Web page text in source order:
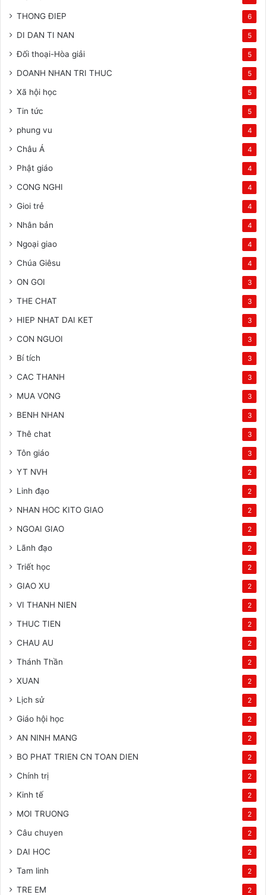
THONG ĐIEP 6
DI DAN TI NAN 5
Đối thoại-Hòa giải 5
DOANH NHAN TRI THUC 5
Xã hội học 5
Tin tức 5
phung vu 4
Châu Á 4
Phật giáo 4
CONG NGHI 4
Gioi trẻ 4
Nhân bản 4
Ngoại giao 4
Chúa Giêsu 4
ON GOI 3
THE CHAT 3
HIEP NHAT DAI KET 3
CON NGUOI 3
Bí tích 3
CAC THANH 3
MUA VONG 3
BENH NHAN 3
Thê chat 3
Tôn giáo 3
YT NVH 2
Linh đạo 2
NHAN HOC KITO GIAO 2
NGOAI GIAO 2
Lãnh đạo 2
Triết học 2
GIAO XU 2
VI THANH NIEN 2
THUC TIEN 2
CHAU AU 2
Thánh Thần 2
XUAN 2
Lịch sử 2
Giáo hội học 2
AN NINH MANG 2
BO PHAT TRIEN CN TOAN DIEN 2
Chính trị 2
Kinh tế 2
MOI TRUONG 2
Câu chuyen 2
DAI HOC 2
Tam linh 2
TRE EM 2